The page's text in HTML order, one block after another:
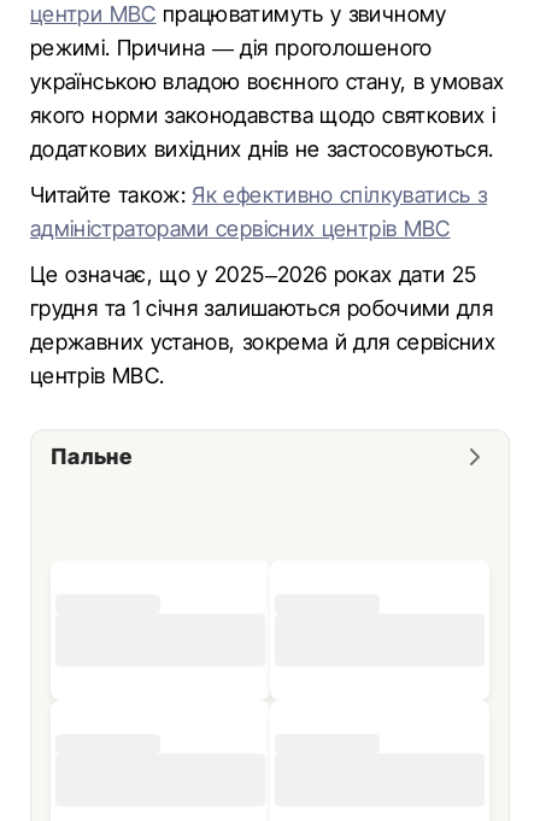
центри МВС працюватимуть у звичному
режимі. Причина — дія проголошеного
українською владою воєнного стану, в умовах
якого норми законодавства щодо святкових і
додаткових вихідних днів не застосовуються.
Читайте також: Як ефективно спілкуватись з
адміністраторами сервісних центрів МВС
Це означає, що у 2025–2026 роках дати 25
грудня та 1 січня залишаються робочими для
державних установ, зокрема й для сервісних
центрів МВС.
Пальне